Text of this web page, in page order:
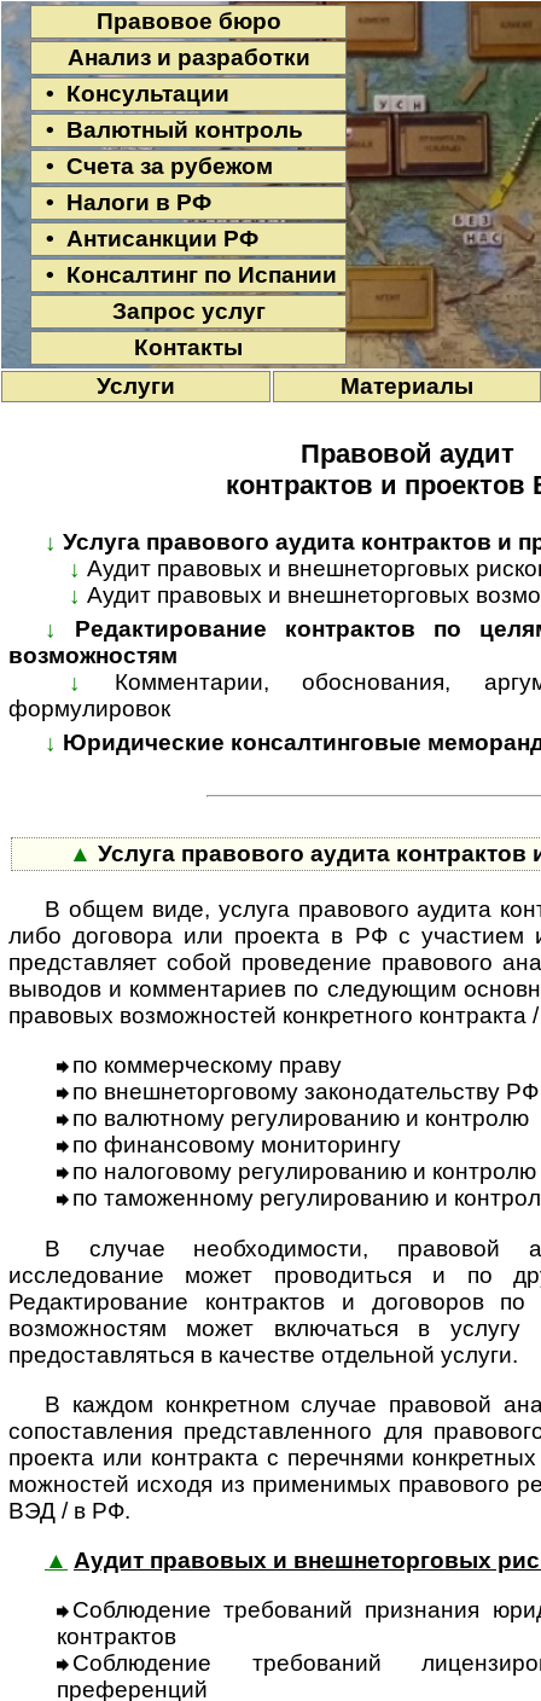
Правовое бюро
Анализ и разработки
• Консультации
• Валютный контроль
• Счета за рубежом
• Налоги в РФ
• Антисанкции РФ
• Консалтинг по Испании
Запрос услуг
Контакты
Услуги
Материалы
Правовой аудит
контрактов и
↓ Услуга правового аудита контрактов и
↓ Аудит правовых и внешнеторговых
↓ Аудит правовых и внешнеторговых
↓
Редактирование контрактов по
возможностям
↓
Комментарии, обоснования,
формулировок
↓ Юридические консалтинговые
▲ Услуга правового аудита
В общем виде, услуга правового аудита
либо договора или проекта в РФ с участием
представляет собой проведение правового
выводов и комментариев по следующим
правовых возможностей конкретного контракта
по коммерческому праву
по внешнеторговому законодательству РФ
по валютному регулированию и контролю
по финансовому мониторингу
по налоговому регулированию и контролю
по таможенному регулированию и
В случае необходимости, правовой
исследование может проводиться и по
Редактирование контрактов и договоров
возможностям может включаться в услугу
предоставляться в качестве отдельной услуги.
В каждом конкретном случае правовой
сопоставления представленного для
проекта или контракта с перечнями
мож­нос­тей исходя из применимых правового
ВЭД / в РФ.
▲ Аудит правовых и внешнеторговых
Соблюдение требований признания
контрактов
Соблюдение требований
преференций